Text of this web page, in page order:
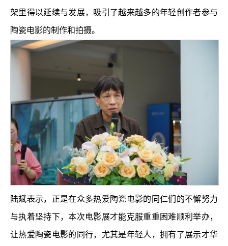
架里得以延续与发展，吸引了越来越多的年轻创作者参与
陶瓷电影的制作和拍摄。
陆斌表示，正是在众多热爱陶瓷电影的同仁们的不懈努力
与执着坚持下，本次电影展才能克服重重困难顺利举办，
让热爱陶瓷电影的同行，尤其是年轻人，拥有了展示才华